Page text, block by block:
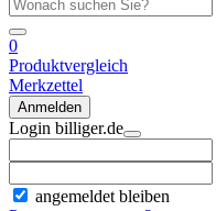
0
Produktvergleich
Merkzettel
Anmelden
Login billiger.de
angemeldet bleiben